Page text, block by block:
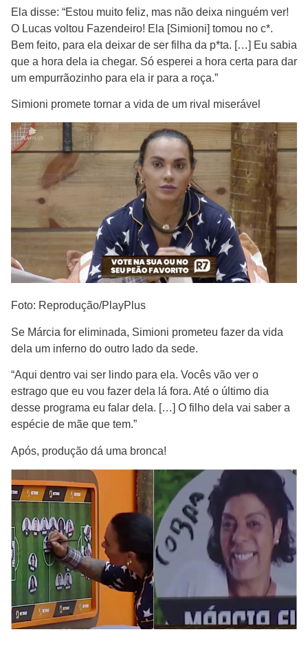
Ela disse: “Estou muito feliz, mas não deixa ninguém ver!
O Lucas voltou Fazendeiro! Ela [Simioni] tomou no c*.
Bem feito, para ela deixar de ser filha da p*ta. […] Eu sabia
que a hora dela ia chegar. Só esperei a hora certa para dar
um empurrãozinho para ela ir para a roça.”
Simioni promete tornar a vida de um rival miserável
Foto: Reprodução/PlayPlus
Se Márcia for eliminada, Simioni prometeu fazer da vida
dela um inferno do outro lado da sede.
“Aqui dentro vai ser lindo para ela. Vocês vão ver o
estrago que eu vou fazer dela lá fora. Até o último dia
desse programa eu falar dela. […] O filho dela vai saber a
espécie de mãe que tem.”
Após, produção dá uma bronca!